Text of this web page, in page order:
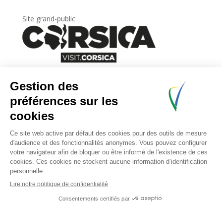
Site grand-public
Newsletter
Inscrivez-vous àla lettre d’information
l’Agence du tourisme de la Corse.